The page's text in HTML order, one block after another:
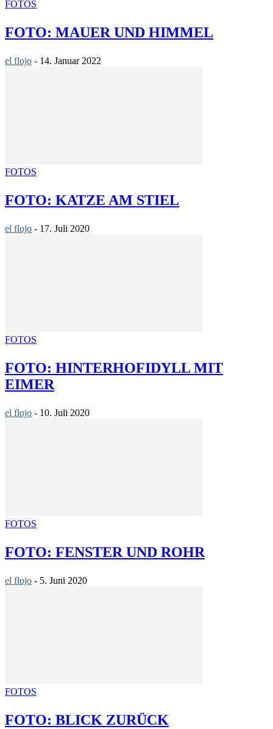
FOTOS
FOTO: MAUER UND HIMMEL
el flojo - 14. Januar 2022
FOTOS
FOTO: KATZE AM STIEL
el flojo - 17. Juli 2020
FOTOS
FOTO: HINTERHOFIDYLL MIT
EIMER
el flojo - 10. Juli 2020
FOTOS
FOTO: FENSTER UND ROHR
el flojo - 5. Juni 2020
FOTOS
FOTO: BLICK ZURÜCK